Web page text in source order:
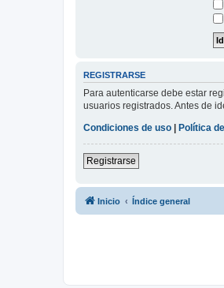
REGISTRARSE
Para autenticarse debe estar
usuarios registrados. Antes de
Condiciones de uso
Política
Registrarse
Inicio Índice general